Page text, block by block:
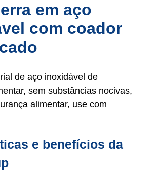
em aço
com coador
de aço inoxidável de
sem substâncias nocivas,
alimentar, use com
e benefícios da